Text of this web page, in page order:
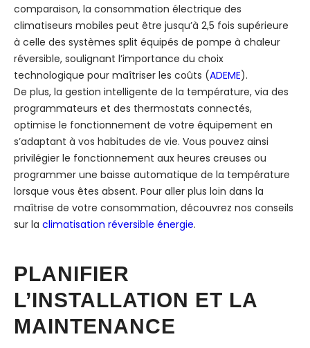
comparaison, la consommation électrique des
climatiseurs mobiles peut être jusqu’à 2,5 fois supérieure
à celle des systèmes split équipés de pompe à chaleur
réversible, soulignant l’importance du choix
technologique pour maîtriser les coûts (ADEME).
De plus, la gestion intelligente de la température, via des
programmateurs et des thermostats connectés,
optimise le fonctionnement de votre équipement en
s’adaptant à vos habitudes de vie. Vous pouvez ainsi
privilégier le fonctionnement aux heures creuses ou
programmer une baisse automatique de la température
lorsque vous êtes absent. Pour aller plus loin dans la
maîtrise de votre consommation, découvrez nos conseils
sur la climatisation réversible énergie.
PLANIFIER
L’INSTALLATION ET LA
MAINTENANCE